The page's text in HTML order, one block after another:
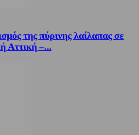
της πύρινης λαίλαπας σε
Αττική –...